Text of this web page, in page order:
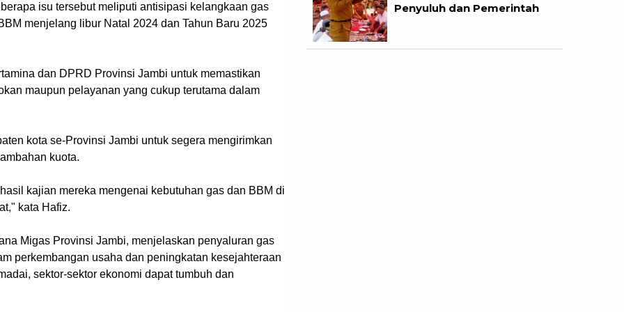
isu tersebut meliputi antisipasi kelangkaan gas
menjelang libur Natal 2024 dan Tahun Baru 2025
dan DPRD Provinsi Jambi untuk memastikan
maupun pelayanan yang cukup terutama dalam
kota se-Provinsi Jambi untuk segera mengirimkan
kuota.
kajian mereka mengenai kebutuhan gas dan BBM di
kata Hafiz.
Migas Provinsi Jambi, menjelaskan penyaluran gas
perkembangan usaha dan peningkatan kesejahteraan
sektor-sektor ekonomi dapat tumbuh dan
Penyuluh dan Pemerintah